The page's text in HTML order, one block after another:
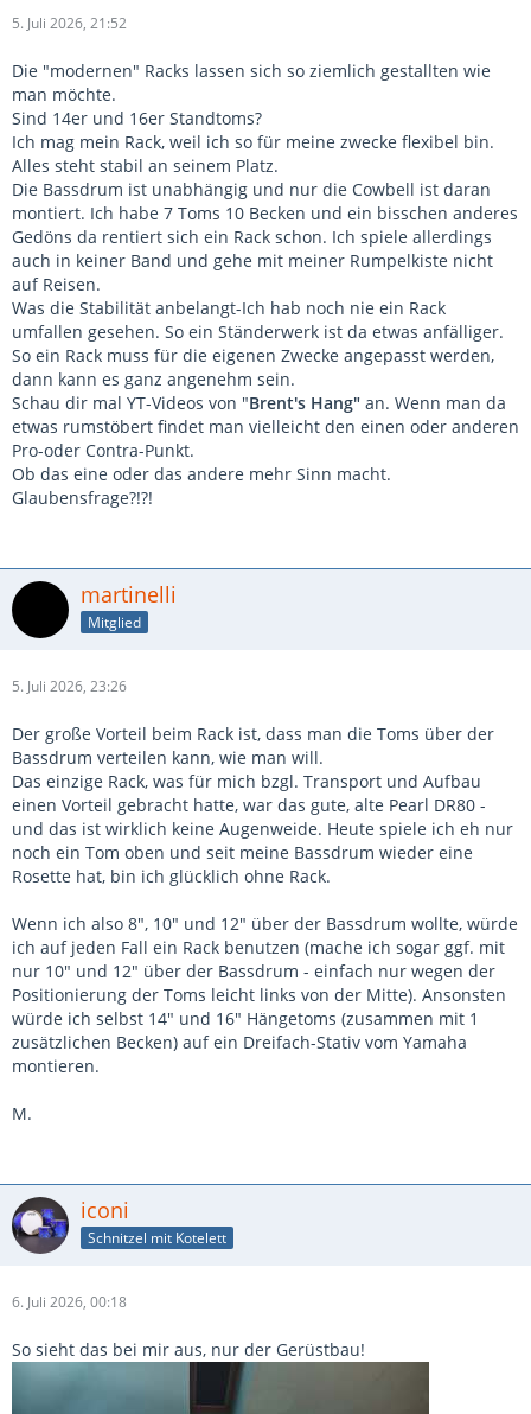
5. Juli 2026, 21:52
Die "modernen" Racks lassen sich so ziemlich gestallten wie
man möchte.
Sind 14er und 16er Standtoms?
Ich mag mein Rack, weil ich so für meine zwecke flexibel bin.
Alles steht stabil an seinem Platz.
Die Bassdrum ist unabhängig und nur die Cowbell ist daran
montiert. Ich habe 7 Toms 10 Becken und ein bisschen anderes
Gedöns da rentiert sich ein Rack schon. Ich spiele allerdings
auch in keiner Band und gehe mit meiner Rumpelkiste nicht
auf Reisen.
Was die Stabilität anbelangt-Ich hab noch nie ein Rack
umfallen gesehen. So ein Ständerwerk ist da etwas anfälliger.
So ein Rack muss für die eigenen Zwecke angepasst werden,
dann kann es ganz angenehm sein.
Schau dir mal YT-Videos von "Brent's Hang" an. Wenn man da
etwas rumstöbert findet man vielleicht den einen oder anderen
Pro-oder Contra-Punkt.
Ob das eine oder das andere mehr Sinn macht.
Glaubensfrage?!?!
martinelli
Mitglied
5. Juli 2026, 23:26
Der große Vorteil beim Rack ist, dass man die Toms über der
Bassdrum verteilen kann, wie man will.
Das einzige Rack, was für mich bzgl. Transport und Aufbau
einen Vorteil gebracht hatte, war das gute, alte Pearl DR80 -
und das ist wirklich keine Augenweide. Heute spiele ich eh nur
noch ein Tom oben und seit meine Bassdrum wieder eine
Rosette hat, bin ich glücklich ohne Rack.
Wenn ich also 8", 10" und 12" über der Bassdrum wollte, würde
ich auf jeden Fall ein Rack benutzen (mache ich sogar ggf. mit
nur 10" und 12" über der Bassdrum - einfach nur wegen der
Positionierung der Toms leicht links von der Mitte). Ansonsten
würde ich selbst 14" und 16" Hängetoms (zusammen mit 1
zusätzlichen Becken) auf ein Dreifach-Stativ vom Yamaha
montieren.
M.
iconi
Schnitzel mit Kotelett
6. Juli 2026, 00:18
So sieht das bei mir aus, nur der Gerüstbau!